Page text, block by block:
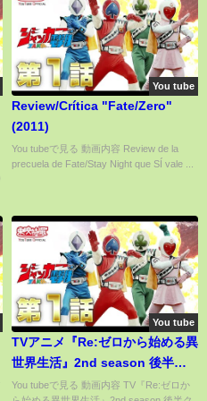
You tube
Review/Crítica "Fate/Zero"
(2011)
You tubeで見る 動画内容 Review de la
precuela de Fate/Stay Night que SÍ vale ...
You tube
TVアニメ『Re:ゼロから始める異
世界生活』2nd season 後半ク
ール番宣CM
You tubeで見る 動画内容 TV『Re:ゼロか